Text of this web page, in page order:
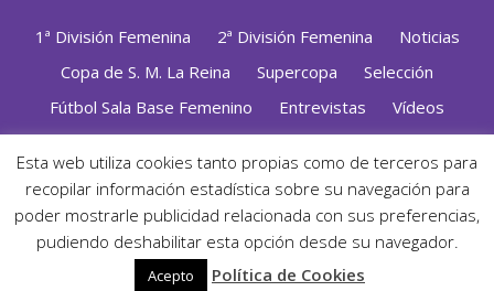
1ª División Femenina 2ª División Femenina
Noticias
Copa de S. M. La Reina
Supercopa
Selección
Fútbol Sala Base Femenino
Entrevistas
Vídeos
Política de Privacidad|Uso de Cookies|Contacto
Diseñado con mimo y esmero porJorge Cobos· Desarrollado
con WordPress
· ©2026 Zonafutsal ·
Esta web utiliza cookies tanto propias como de terceros para
recopilar información estadística sobre su navegación para
poder mostrarle publicidad relacionada con sus preferencias,
pudiendo deshabilitar esta opción desde su navegador.
Acepto Política de Cookies